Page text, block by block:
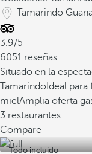
Tamarindo
3.9/5
6051 reseñas
Situado en la
Tamarindo Ideal
mielAmplia oferta
3 restaurantes
Compare
Todo incluido